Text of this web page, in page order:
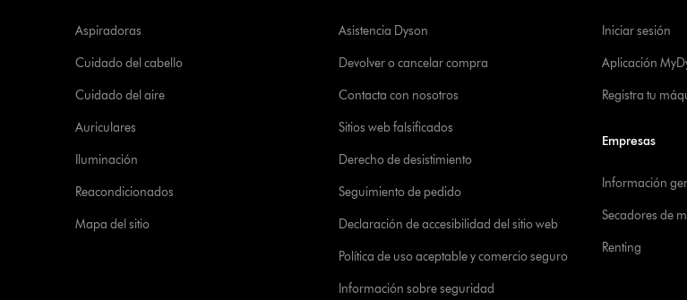
Aspiradoras
Cuidado del cabello
Cuidado del aire
Auriculares
Iluminación
Reacondicionados
Mapa del sitio
Asistencia Dyson
Devolver o cancelar compra
Contacta con nosotros
Sitios web falsificados
Derecho de desistimiento
Seguimiento de pedido
Declaración de accesibilidad del sitio web
Política de uso aceptable y comercio seguro
Información sobre seguridad
Iniciar sesión
Aplicación
Registra tu
Empresas
Información
Secadores de
Renting